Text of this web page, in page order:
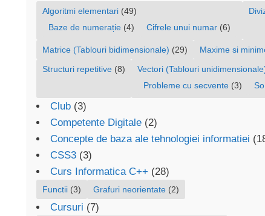
Algoritmi elementari (49)
Baze de numerație (4) Cifrele unui numar (6)
Matrice (Tablouri bidimensionale) (29) Maxime si
Structuri repetitive (8) Vectori (Tablouri
Probleme cu secvente (3)
Club (3)
Competente Digitale (2)
Concepte de baza ale tehnologiei informatiei
CSS3 (3)
Curs Informatica C++ (28)
Functii (3) Grafuri neorientate (2)
Cursuri (7)